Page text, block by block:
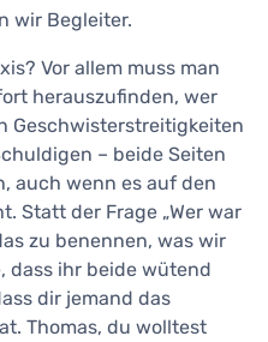
wir Begleiter.
Vor allem muss man
herauszufinden, wer
Geschwisterstreitigkeiten
– beide Seiten
auch wenn es auf den
Statt der Frage „Wer war
zu benennen, was wir
dass ihr beide wütend
dir jemand das
Thomas, du wolltest